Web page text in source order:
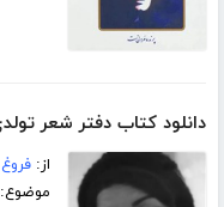
دانلود کتاب دفتر شعر
از: